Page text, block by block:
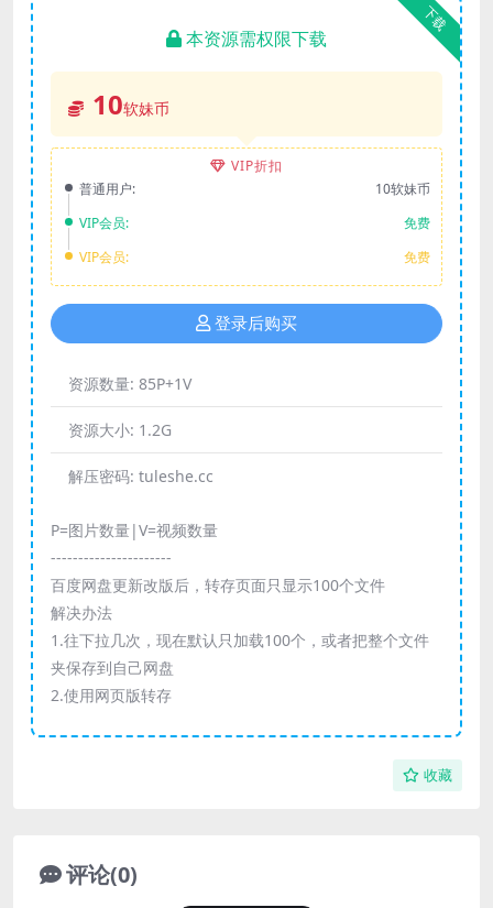
下载
本资源需权限下载
10软妹币
VIP折扣
普通用户:
10软妹币
VIP会员:
免费
VIP会员:
免费
登录后购买
资源数量: 85P+1V
资源大小: 1.2G
解压密码: tuleshe.cc
P=图片数量|V=视频数量
----------------------
百度网盘更新改版后，转存页面只显示100个文件
解决办法
1.往下拉几次，现在默认只加载100个，或者把整个文件
夹保存到自己网盘
2.使用网页版转存
收藏
评论(0)